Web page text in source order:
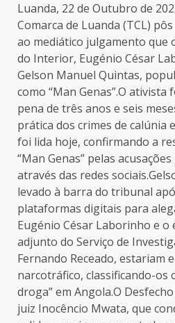
Luanda, 22 de Outubro de
Comarca de Luanda (TCL)
ao mediático julgamento
do Interior, Eugénio César
Gelson Manuel Quintas,
como “Man Genas”.O ativista
pena de três anos e seis
prática dos crimes de calúnia
foi lida hoje, confirmando a
“Man Genas” pelas
através das redes
levado à barra do tribunal
plataformas digitais para
Eugénio César Laborinho e
adjunto do Serviço de
Fernando Receado, estariam
narcotráfico, classificando-os
droga” em Angola.O
juiz Inocêncio Mwata, que